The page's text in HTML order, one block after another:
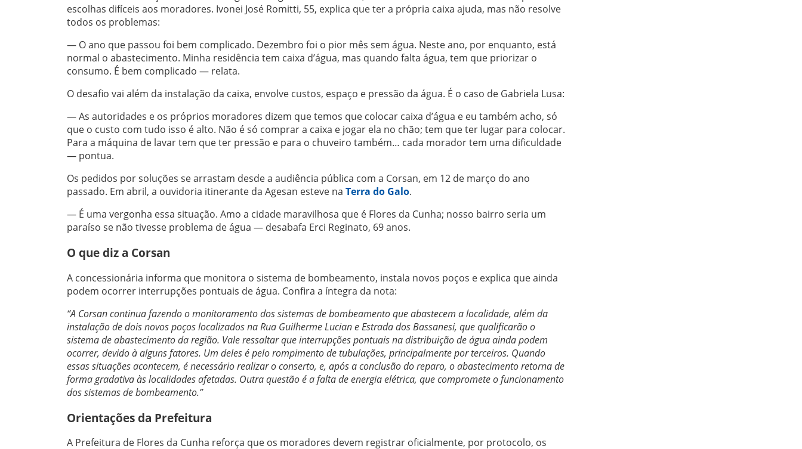
escolhas difíceis aos moradores. Ivonei José Romitti, 55, explica que ter a própria caixa ajuda, mas não resolve
todos os problemas:
— O ano que passou foi bem complicado. Dezembro foi o pior mês sem água. Neste ano, por enquanto, está
normal o abastecimento. Minha residência tem caixa d’água, mas quando falta água, tem que priorizar o
consumo. É bem complicado — relata.
O desafio vai além da instalação da caixa, envolve custos, espaço e pressão da água. É o caso de Gabriela Lusa:
— As autoridades e os próprios moradores dizem que temos que colocar caixa d’água e eu também acho, só
que o custo com tudo isso é alto. Não é só comprar a caixa e jogar ela no chão; tem que ter lugar para colocar.
Para a máquina de lavar tem que ter pressão e para o chuveiro também… cada morador tem uma dificuldade
— pontua.
Os pedidos por soluções se arrastam desde a audiência pública com a Corsan, em 12 de março do ano
passado. Em abril, a ouvidoria itinerante da Agesan esteve na Terra do Galo.
— É uma vergonha essa situação. Amo a cidade maravilhosa que é Flores da Cunha; nosso bairro seria um
paraíso se não tivesse problema de água — desabafa Erci Reginato, 69 anos.
O que diz a Corsan
A concessionária informa que monitora o sistema de bombeamento, instala novos poços e explica que ainda
podem ocorrer interrupções pontuais de água. Confira a íntegra da nota:
“A Corsan continua fazendo o monitoramento dos sistemas de bombeamento que abastecem a localidade, além da
instalação de dois novos poços localizados na Rua Guilherme Lucian e Estrada dos Bassanesi, que qualificarão o
sistema de abastecimento da região. Vale ressaltar que interrupções pontuais na distribuição de água ainda podem
ocorrer, devido à alguns fatores. Um deles é pelo rompimento de tubulações, principalmente por terceiros. Quando
essas situações acontecem, é necessário realizar o conserto, e, após a conclusão do reparo, o abastecimento retorna de
forma gradativa às localidades afetadas. Outra questão é a falta de energia elétrica, que compromete o funcionamento
dos sistemas de bombeamento.”
Orientações da Prefeitura
A Prefeitura de Flores da Cunha reforça que os moradores devem registrar oficialmente, por protocolo, os